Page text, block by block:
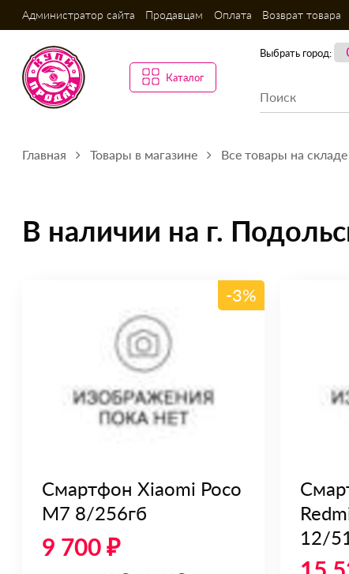
Администратор сайта Продавцам Оплата Возврат товара
Каталог
Выбрать город:
Главная Товары в магазине Все товары на
В наличии на г.
-3%
Смартфон Xiaomi Poco
M7 8/256гб
9 700 ₽
12/